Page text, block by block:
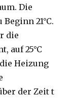
Die
21°C.
die
auf 25°C
Heizung
der Zeit t